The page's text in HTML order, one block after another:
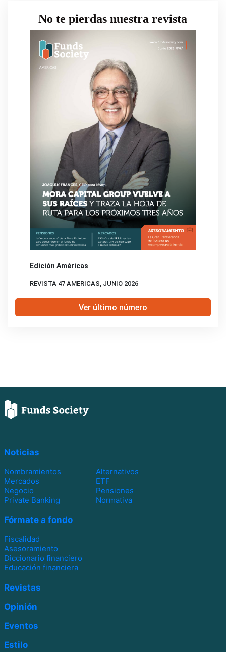
No te pierdas nuestra revista
Edición Américas
REVISTA 47 AMERICAS, JUNIO 2026
Ver último número
Noticias
Nombramientos
Alternativos
Mercados
ETF
Negocio
Pensiones
Private Banking
Normativa
Fórmate a fondo
Fiscalidad
Asesoramiento
Diccionario financiero
Educación financiera
Revistas
Opinión
Eventos
Estilo